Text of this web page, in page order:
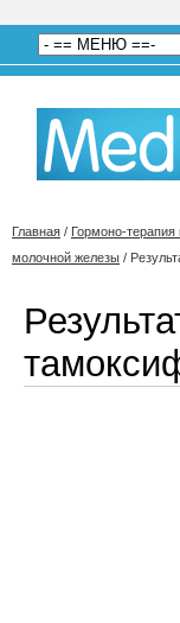
Главная / Гормоно-
молочной железы /